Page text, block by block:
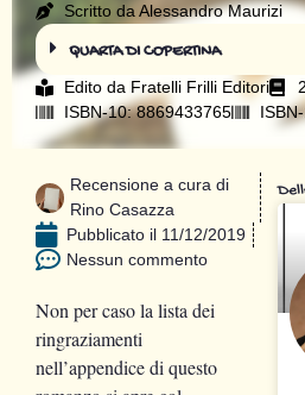
Scritto da Alessandro Maurizi
QUARTA DI COPERTINA
Edito da Fratelli Frilli Editori
ISBN-10: 8869433765
Recensione a cura di
Rino Casazza
Pubblicato il 11/12/2019
Nessun commento
Non per caso la lista dei
ringraziamenti
nell’appendice di questo